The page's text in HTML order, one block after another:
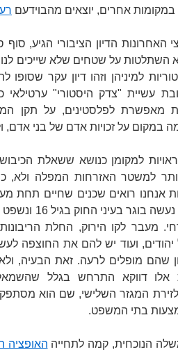
במקומות אחרים, יוצאים מהבוידעם
הדיון הציבורי הגיע, סוף
השתלטות על שטחים שלא שייכים
למיניהן וזהו דיון עקר
עשיית "צדק היסטורי"
מאפשרת לפלסטינים, על תקן
במקום על זכויות אדם של בני אדם,
ראויות למקומן כנושא ששאלת
למשטר האזרחות המפלה ולא,
אנחנו רואים שכנים שחיים תחת
מעבר לקו הירוק, החלת
יהודים, ועוד יש להם את החוצפה
שהם מופלים לרעה. זאת הבעיה,
אלו דווקא התרחש בגלל
המגזר השלישי, שם הוא מסתפק
בתי המשפט.
הנוכחית, קמה לתחייה האופציה